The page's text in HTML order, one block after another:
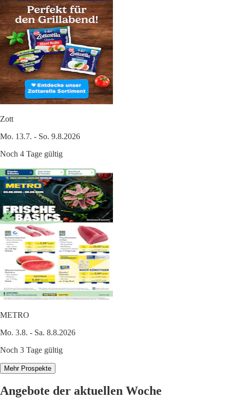
Zott
Mo. 13.7. - So. 9.8.2026
Noch 4 Tage gültig
METRO
Mo. 3.8. - Sa. 8.8.2026
Noch 3 Tage gültig
Mehr Prospekte
Angebote der aktuellen Woche